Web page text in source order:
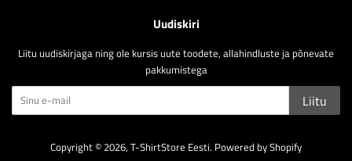
Uudiskiri
Liitu uudiskirjaga ning ole kursis uute toodete, allahindluste ja põnevate
pakkumistega
Liitu
Copyright © 2026, T-ShirtStore Eesti. Powered by Shopify